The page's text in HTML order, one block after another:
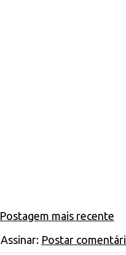
Postagem mais recente
Assinar: Postar